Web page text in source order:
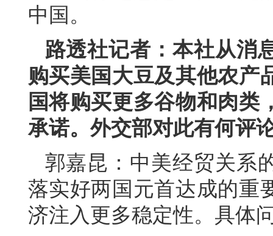
中国。
路透社记者：本社从消
购买美国大豆及其他农产
国将购买更多谷物和肉类
承诺。外交部对此有何评
郭嘉昆：中美经贸关系
落实好两国元首达成的重
济注入更多稳定性。具体